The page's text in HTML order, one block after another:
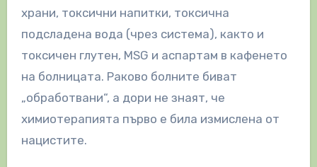
храни, токсични напитки, токсична
подсладена вода (чрез система), както и
токсичен глутен, MSG и аспартам в кафенето
на болницата. Раково болните биват
„обработвани“, а дори не знаят, че
химиотерапията първо е била измислена от
нацистите.